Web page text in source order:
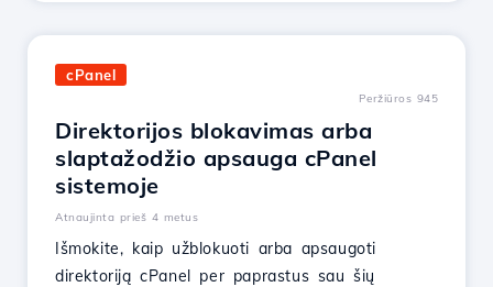
cPanel
Peržiūros 945
Direktorijos blokavimas arba
slaptažodžio apsauga cPanel
sistemoje
Atnaujinta prieš 4 metus
Išmokite, kaip užblokuoti arba apsaugoti
direktoriją cPanel per paprastus sau šių